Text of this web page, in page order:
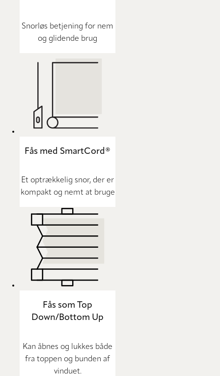
Snorløs betjening for nem
og glidende brug
Fås med SmartCord®
Et optrækkelig snor, der er
kompakt og nemt at bruge
Fås som Top
Down/Bottom Up
Kan åbnes og lukkes både
fra toppen og bunden af
vinduet.